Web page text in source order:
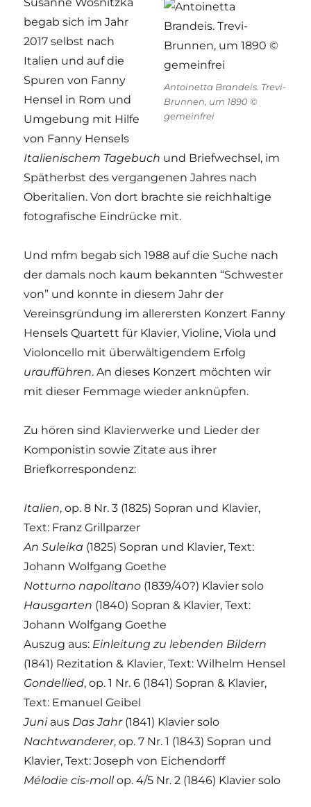
Antoinetta Brandeis. Trevi-
Brunnen, um 1890 ©
gemeinfrei
begab sich im Jahr
2017 selbst nach
Italien und auf die
Spuren von Fanny
Hensel in Rom und
Umgebung mit Hilfe
von Fanny Hensels
Italienischem Tagebuch und Briefwechsel, im
Spätherbst des vergangenen Jahres nach
Oberitalien. Von dort brachte sie reichhaltige
fotografische Eindrücke mit.
Und mfm begab sich 1988 auf die Suche nach
der damals noch kaum bekannten “Schwester
von” und konnte in diesem Jahr der
Vereinsgründung im allerersten Konzert Fanny
Hensels Quartett für Klavier, Violine, Viola und
Violoncello mit überwältigendem Erfolg
uraufführen. An dieses Konzert möchten wir
mit dieser Femmage wieder anknüpfen.
Zu hören sind Klavierwerke und Lieder der
Komponistin sowie Zitate aus ihrer
Briefkorrespondenz:
Italien, op. 8 Nr. 3 (1825) Sopran und Klavier,
Text: Franz Grillparzer
An Suleika (1825) Sopran und Klavier, Text:
Johann Wolfgang Goethe
Notturno napolitano (1839/40?) Klavier solo
Hausgarten (1840) Sopran & Klavier, Text:
Johann Wolfgang Goethe
Auszug aus: Einleitung zu lebenden Bildern
(1841) Rezitation & Klavier, Text: Wilhelm Hensel
Gondellied, op. 1 Nr. 6 (1841) Sopran & Klavier,
Text: Emanuel Geibel
Juniaus Das Jahr(1841) Klavier solo
Nachtwanderer, op. 7 Nr. 1 (1843) Sopran und
Klavier, Text: Joseph von Eichendorff
Mélodie cis-mollop. 4/5 Nr. 2 (1846) Klavier solo